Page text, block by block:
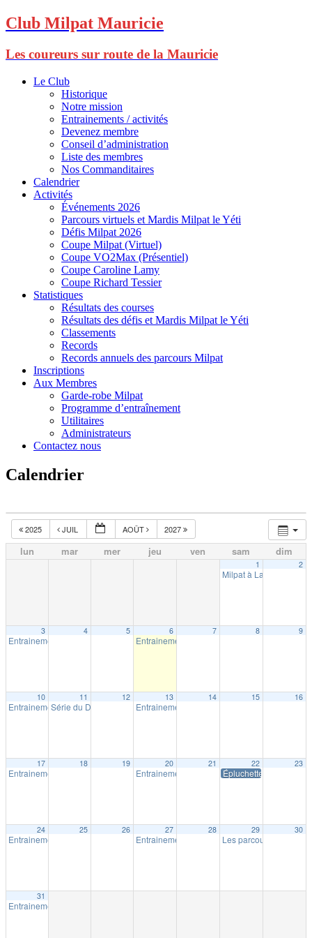
Club Milpat Mauricie
Les coureurs sur route de la Mauricie
Le Club
Historique
Notre mission
Entrainements / activités
Devenez membre
Conseil d’administration
Liste des membres
Nos Commanditaires
Calendrier
Activités
Événements 2026
Parcours virtuels et Mardis Milpat le Yéti
Défis Milpat 2026
Coupe Milpat (Virtuel)
Coupe VO2Max (Présentiel)
Coupe Caroline Lamy
Coupe Richard Tessier
Statistiques
Résultats des courses
Résultats des défis et Mardis Milpat le Yéti
Classements
Records
Records annuels des parcours Milpat
Inscriptions
Aux Membres
Garde-robe Milpat
Programme d’entraînement
Utilitaires
Administrateurs
Contactez nous
Calendrier
2025 JUIL AOÛT 2027
lun mar mer jeu ven sam dim
1
Milpat à La Tuque
2
3
Entrainement extérieur à Shawinigan18:30
4 5 6
Entrainement extérieur à Shawinigan
7 8 9
10
Entrainement extérieur à Shawinigan18:30
11
Série du Diable – Saison 19 – Course # 4
12 13
Entrainement extérieur à Shawinigan
14 15 16
17
Entrainement extérieur à Shawinigan18:30
18 19 20
Entrainement extérieur à Shawinigan
21 22
Épluchette Milpat
23
24
Entrainement extérieur à Shawinigan18:30
25 26 27
Entrainement extérieur à Shawinigan
28 29
Les parcours Milpat
30
31
Entrainement extérieur à Shawinigan